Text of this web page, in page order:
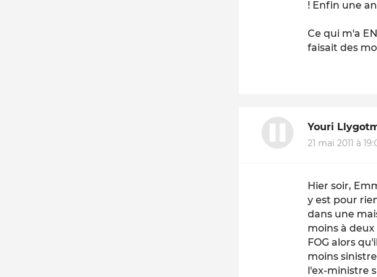
! Enfin une
Ce qui m'a
faisait des
Youri
21 mai 2011 à
Hier soir,
y est pour
dans une
moins à
FOG alors
moins
l'ex-ministre